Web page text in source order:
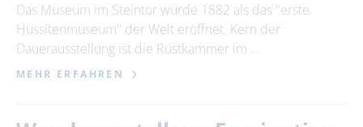
Das Museum im Steintor wurde 1882 als das "erste
Hussitenmuseum" der Welt eröffnet. Kern der
Dauerausstellung ist die Rüstkammer im …
MEHR ERFAHREN